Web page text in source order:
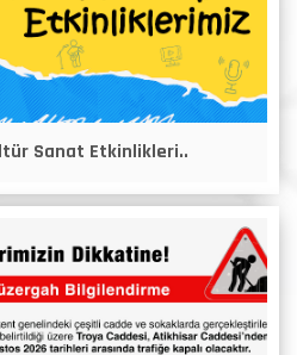
Sanat Etkinlikleri..